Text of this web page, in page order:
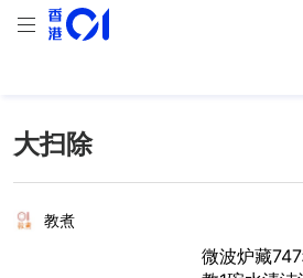
大扫除
教煮
微波炉藏